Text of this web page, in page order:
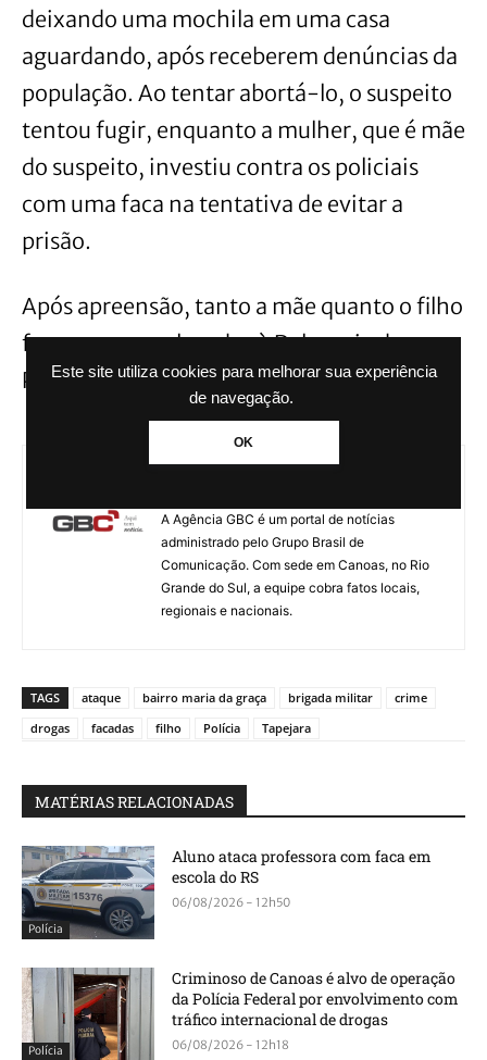
Este site utiliza cookies para melhorar sua experiência
de navegação.
OK
deixando uma mochila em uma casa
aguardando, após receberem denúncias da
população. Ao tentar abortá-lo, o suspeito
tentou fugir, enquanto a mulher, que é mãe
do suspeito, investiu contra os policiais
com uma faca na tentativa de evitar a
prisão.
Após apreensão, tanto a mãe quanto o filho
foram presos e levados à Delegacia de
Polícia para as devidas providências legais.
A Agência GBC é um portal de notícias
administrado pelo Grupo Brasil de
Comunicação. Com sede em Canoas, no Rio
Grande do Sul, a equipe cobra fatos locais,
regionais e nacionais.
TAGS ataque bairro maria da graça brigada militar
crime
drogas
facadas filho Polícia Tapejara
MATÉRIAS RELACIONADAS
Polícia
Aluno ataca professora com faca em
escola do RS
06/08/2026 - 12h50
Polícia
Criminoso de Canoas é alvo de operação
da Polícia Federal por envolvimento com
tráfico internacional de drogas
06/08/2026 - 12h18